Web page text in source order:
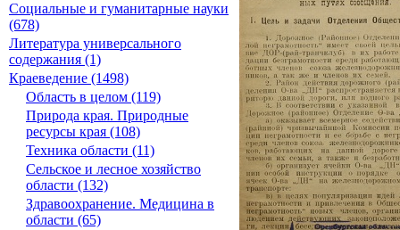
Социальные и гуманитарные науки
(678)
Литература универсального
содержания (1)
Краеведение (1498)
Область в целом (119)
Природа края. Природные
ресурсы края (108)
Техника области (11)
Сельское и лесное хозяйство
области (132)
Здравоохранение. Медицина в
области (65)